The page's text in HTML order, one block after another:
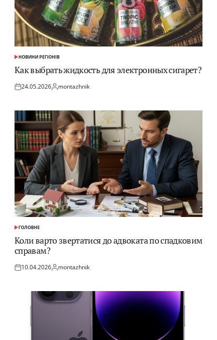
ОПУБЛІКУВАТИ
У
НОВИНИ РЕГІОНІВ
Как выбрать жидкость для электронных сигарет?
Оприлюднено
24.05.2026Опубліковано
montazhnik
ОПУБЛІКУВАТИ
У
ГОЛОВНЕ
Коли варто звертатися до адвоката по спадковим
справам?
Оприлюднено
10.04.2026Опубліковано
montazhnik